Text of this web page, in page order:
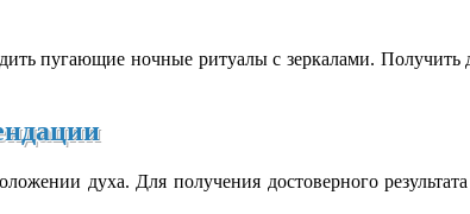
пугающие ночные ритуалы с зеркалами.
духа. Для получения достоверного